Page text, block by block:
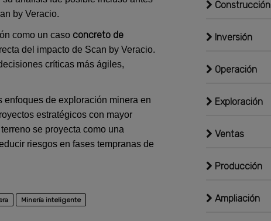
by Veracio.
como un caso concreto de
del impacto de Scan by Veracio.
críticas más ágiles,
de exploración minera en
estratégicos con mayor
se proyecta como una
riesgos en fases tempranas de
Minería inteligente
Construcción
Inversión
Operación
Exploración
Ventas
Producción
Ampliación